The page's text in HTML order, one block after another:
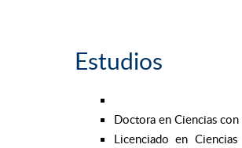
Estudios
Doctora en Ciencias
Licenciado en